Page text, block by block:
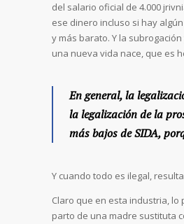
del salario oficial de 4.000
ese dinero incluso si hay
y más barato. Y la
una nueva vida nace, que es
En general, la
la legalización de la
más bajos de SIDA,
Y cuando todo es ilegal,
Claro que en esta industria,
parto de una madre sustituta